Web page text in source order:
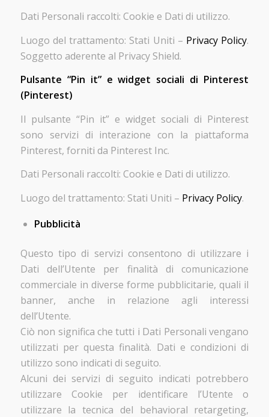
Dati Personali raccolti: Cookie e Dati di utilizzo.
Luogo del trattamento: Stati Uniti – Privacy Policy.
Soggetto aderente al Privacy Shield.
Pulsante “Pin it” e widget sociali di Pinterest
(Pinterest)
Il pulsante “Pin it” e widget sociali di Pinterest
sono servizi di interazione con la piattaforma
Pinterest, forniti da Pinterest Inc.
Dati Personali raccolti: Cookie e Dati di utilizzo.
Luogo del trattamento: Stati Uniti – Privacy Policy.
Pubblicità
Questo tipo di servizi consentono di utilizzare i
Dati dell’Utente per finalità di comunicazione
commerciale in diverse forme pubblicitarie, quali il
banner, anche in relazione agli interessi
dell’Utente.
Ciò non significa che tutti i Dati Personali vengano
utilizzati per questa finalità. Dati e condizioni di
utilizzo sono indicati di seguito.
Alcuni dei servizi di seguito indicati potrebbero
utilizzare Cookie per identificare l’Utente o
utilizzare la tecnica del behavioral retargeting,